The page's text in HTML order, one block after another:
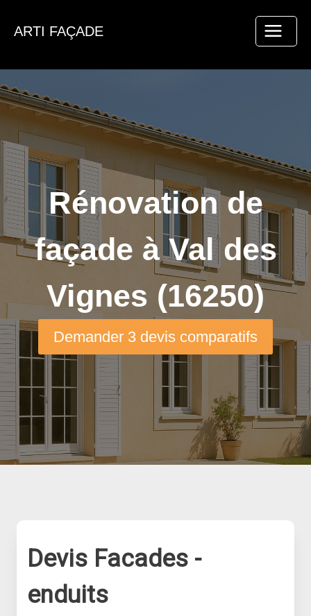
ARTI FAÇADE
Rénovation de
façade à Val des
Vignes (16250)
Demander 3 devis comparatifs
Devis Facades -
enduits